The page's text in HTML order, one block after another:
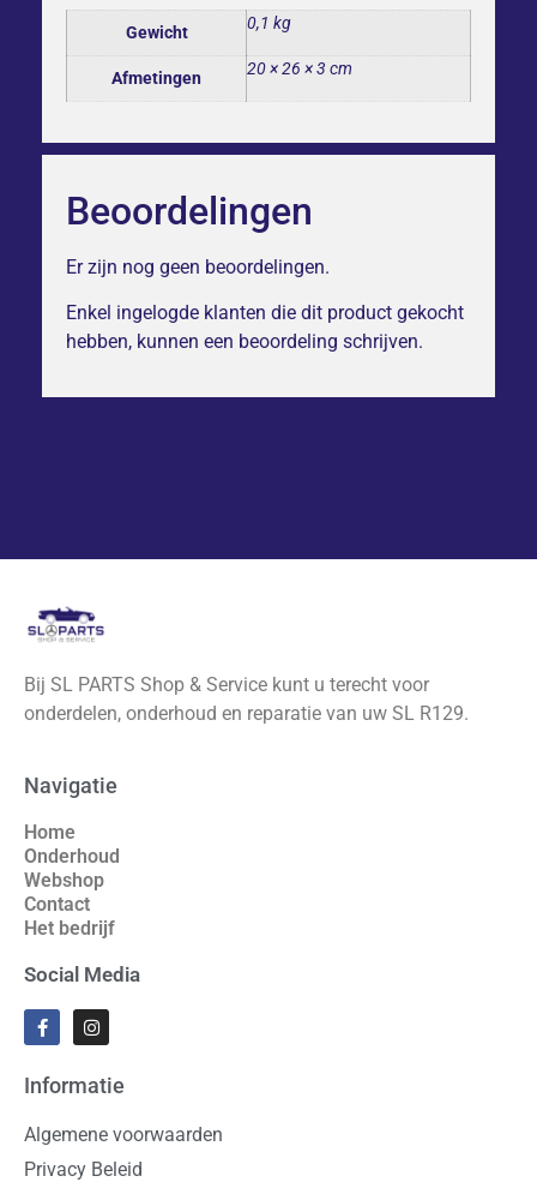
Gewicht 0,1 kg
Afmetingen 20 × 26 × 3 cm
Beoordelingen
Er zijn nog geen beoordelingen.
Enkel ingelogde klanten die dit product gekocht
hebben, kunnen een beoordeling schrijven.
Bij SL PARTS Shop & Service kunt u terecht voor
onderdelen, onderhoud en reparatie van uw SL R129.
Navigatie
Home
Onderhoud
Webshop
Contact
Het bedrijf
Social Media
Informatie
Algemene voorwaarden
Privacy Beleid